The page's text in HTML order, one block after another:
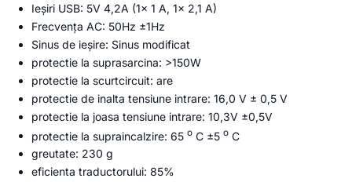
Ieșiri USB: 5V 4,2A (1x 1 A, 1x 2,1 A)
Frecvența AC: 50Hz ±1Hz
Sinus de ieșire: Sinus modificat
protectie la suprasarcina: >150W
protectie la scurtcircuit: are
protectie de inalta tensiune intrare: 16,0 V ± 0,5 V
protectie la joasa tensiune intrare: 10,3V ±0,5V
protectie la supraincalzire: 65 o C ±5 o C
greutate: 230 g
eficienta traductorului: 85%